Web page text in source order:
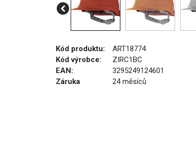
Kód produktu:
ART18774
Kód výrobce:
ZIRC1BC
EAN:
3295249124601
Záruka
24 měsíců